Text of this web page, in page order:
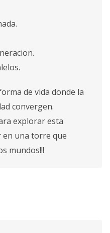
de vida donde la
convergen.
explorar esta
en una torre que
mundos!!!